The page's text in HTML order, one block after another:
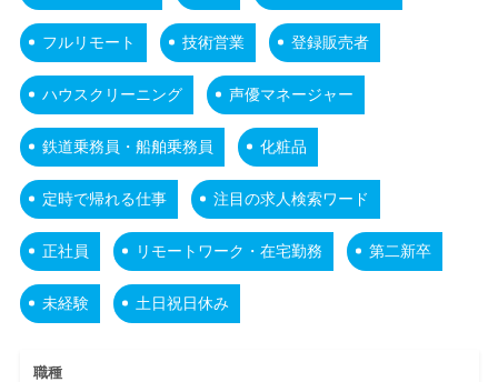
フルリモート 技術営業 登録販売者
ハウスクリーニング 声優マネージャー
鉄道乗務員・船舶乗務員 化粧品
定時で帰れる仕事 注目の求人検索ワード
正社員 リモートワーク・在宅勤務 第二新卒
未経験 土日祝日休み
職種